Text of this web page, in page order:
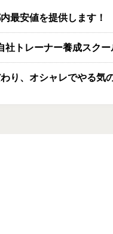
最安値を提供します！
社トレーナー養成スク
り、オシャレでやる気